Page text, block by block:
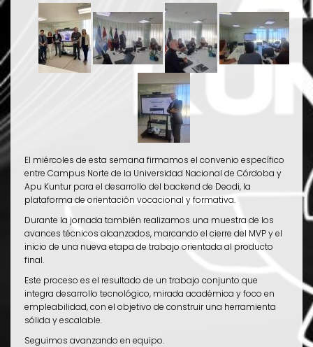
El miércoles de esta semana firmamos el convenio específico
entre Campus Norte de la Universidad Nacional de Córdoba y
Apu Kuntur para el desarrollo del backend de Deodi, la
plataforma de orientación vocacional y formativa.
Durante la jornada también realizamos una muestra de los
avances técnicos alcanzados, marcando el cierre del MVP y el
inicio de una nueva etapa de trabajo orientada al producto
final.
Este proceso es el resultado de un trabajo conjunto que
integra desarrollo tecnológico, mirada académica y foco en
empleabilidad, con el objetivo de construir una herramienta
sólida y escalable.
Seguimos avanzando en equipo.